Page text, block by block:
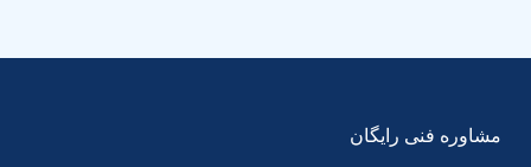
مشاوره فنی رایگان